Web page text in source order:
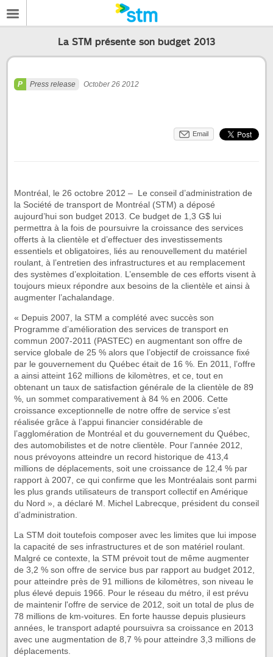
La STM présente son budget 2013
Press release October 26 2012
Email
Montréal, le 26 octobre 2012 – Le conseil d’administration de
la Société de transport de Montréal (STM) a déposé
aujourd’hui son budget 2013. Ce budget de 1,3 G$ lui
permettra à la fois de poursuivre la croissance des services
offerts à la clientèle et d’effectuer des investissements
essentiels et obligatoires, liés au renouvellement du matériel
roulant, à l’entretien des infrastructures et au remplacement
des systèmes d’exploitation. L’ensemble de ces efforts visent à
toujours mieux répondre aux besoins de la clientèle et ainsi à
augmenter l’achalandage.
« Depuis 2007, la STM a complété avec succès son
Programme d’amélioration des services de transport en
commun 2007-2011 (PASTEC) en augmentant son offre de
service globale de 25 % alors que l’objectif de croissance fixé
par le gouvernement du Québec était de 16 %. En 2011, l’offre
a ainsi atteint 162 millions de kilomètres, et ce, tout en
obtenant un taux de satisfaction générale de la clientèle de 89
%, un sommet comparativement à 84 % en 2006. Cette
croissance exceptionnelle de notre offre de service s’est
réalisée grâce à l’appui financier considérable de
l’agglomération de Montréal et du gouvernement du Québec,
des automobilistes et de notre clientèle. Pour l’année 2012,
nous prévoyons atteindre un record historique de 413,4
millions de déplacements, soit une croissance de 12,4 % par
rapport à 2007, ce qui confirme que les Montréalais sont parmi
les plus grands utilisateurs de transport collectif en Amérique
du Nord », a déclaré M. Michel Labrecque, président du conseil
d’administration.
La STM doit toutefois composer avec les limites que lui impose
la capacité de ses infrastructures et de son matériel roulant.
Malgré ce contexte, la STM prévoit tout de même augmenter
de 3,2 % son offre de service bus par rapport au budget 2012,
pour atteindre près de 91 millions de kilomètres, son niveau le
plus élevé depuis 1966. Pour le réseau du métro, il est prévu
de maintenir l'offre de service de 2012, soit un total de plus de
78 millions de km-voitures. En forte hausse depuis plusieurs
années, le transport adapté poursuivra sa croissance en 2013
avec une augmentation de 8,7 % pour atteindre 3,3 millions de
déplacements.